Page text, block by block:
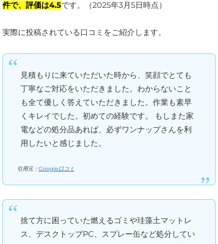
件で、評価は4.5です。（2025年3月5日時点）
実際に投稿されている口コミをご紹介します。
見積もりに来ていただいた時から、笑顔でとても
丁寧なご対応をいただきました。わからないこと
も全て優しく答えていただきました。作業も素早
くキレイでした。初めての経験です。 もしまた家
電などの処分品あれば、必ずワンナップさんを利
用したいと感じました。
引用元： Google口コミ
捨て方に困っていた燃えるゴミや珪藻土マットレ
ス、デスクトップPC、スプレー缶など処分してい